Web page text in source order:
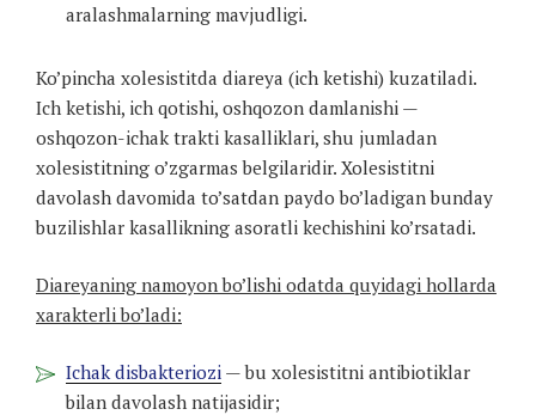
aralashmalarning mavjudligi.
Ko’pincha xolesistitda diareya (ich ketishi) kuzatiladi.
Ich ketishi, ich qotishi, oshqozon damlanishi —
oshqozon-ichak trakti kasalliklari, shu jumladan
xolesistitning o’zgarmas belgilaridir. Xolesistitni
davolash davomida to’satdan paydo bo’ladigan bunday
buzilishlar kasallikning asoratli kechishini ko’rsatadi.
Diareyaning namoyon bo’lishi odatda quyidagi hollarda
xarakterli bo’ladi:
Ichak disbakteriozi — bu xolesistitni antibiotiklar
bilan davolash natijasidir;